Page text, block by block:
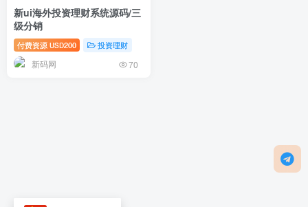
新ui海外投资理财系统源码/三
级分销
付费资源 USD200 投资理财
新码网 70